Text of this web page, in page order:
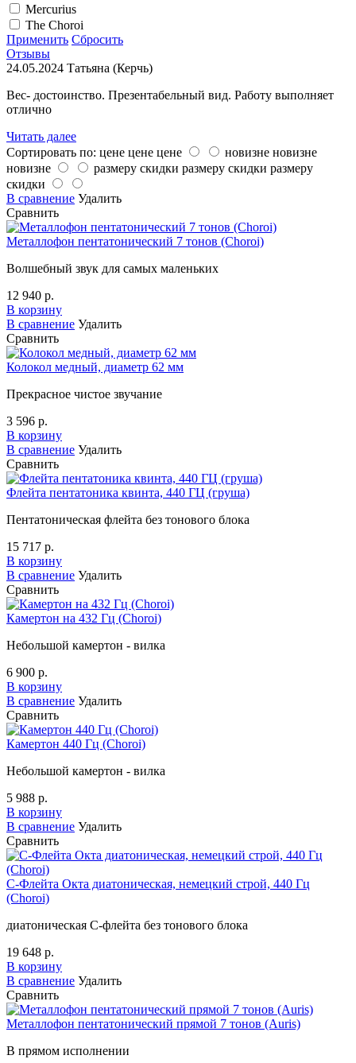
Mercurius
The Choroi
Применить Сбросить
Отзывы
24.05.2024 Татьяна (Керчь)
Вес- достоинство. Презентабельный вид. Работу выполняет
отлично
Читать далее
Сортировать по: цене цене цене новизне новизне
новизне
размеру скидки размеру скидки размеру
скидки
В сравнение Удалить
Сравнить
Металлофон пентатонический 7 тонов (Choroi)
Волшебный звук для самых маленьких
12 940 р.
В корзину
В сравнение Удалить
Сравнить
Колокол медный, диаметр 62 мм
Прекрасное чистое звучание
3 596 р.
В корзину
В сравнение Удалить
Сравнить
Флейта пентатоника квинта, 440 ГЦ (груша)
Пентатоническая флейта без тонового блока
15 717 р.
В корзину
В сравнение Удалить
Сравнить
Камертон на 432 Гц (Choroi)
Небольшой камертон - вилка
6 900 р.
В корзину
В сравнение Удалить
Сравнить
Камертон 440 Гц (Choroi)
Небольшой камертон - вилка
5 988 р.
В корзину
В сравнение Удалить
Сравнить
C-Флейта Окта диатоническая, немецкий строй, 440 Гц
(Choroi)
диатоническая С-флейта без тонового блока
19 648 р.
В корзину
В сравнение Удалить
Сравнить
Металлофон пентатонический прямой 7 тонов (Auris)
В прямом исполнении